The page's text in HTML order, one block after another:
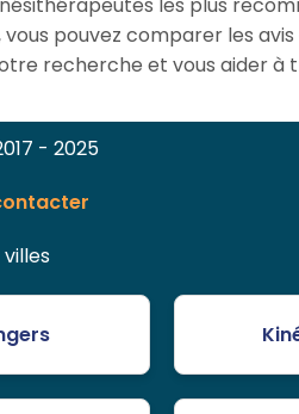
les plus
pouvez comparer les
recherche et vous aider à
- 2025